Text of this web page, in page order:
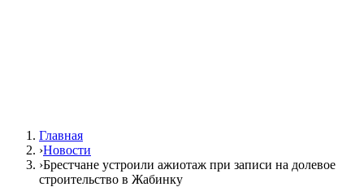
Главная
›Новости
›Брестчане устроили ажиотаж при записи на долевое
строительство в Жабинку